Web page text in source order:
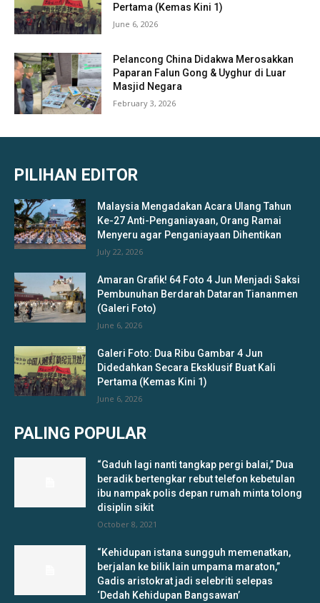
Pertama (Kemas Kini 1)
June 6, 2026
Pelancong China Didakwa Merosakkan
Paparan Falun Gong & Uyghur di Luar
Masjid Negara
February 3, 2026
PILIHAN EDITOR
Malaysia Mengadakan Acara Ulang Tahun
Ke-27 Anti-Penganiayaan, Orang Ramai
Menyeru agar Penganiayaan Dihentikan
July 22, 2026
Amaran Grafik! 64 Foto 4 Jun Menjadi Saksi
Pembunuhan Berdarah Dataran Tiananmen
(Galeri Foto)
June 6, 2026
Galeri Foto: Dua Ribu Gambar 4 Jun
Didedahkan Secara Eksklusif Buat Kali
Pertama (Kemas Kini 1)
June 6, 2026
PALING POPULAR
“Gaduh lagi nanti tangkap pergi balai,” Dua
beradik bertengkar rebut telefon kebetulan
ibu nampak polis depan rumah minta tolong
disiplin sikit
October 8, 2021
“Kehidupan istana sungguh memenatkan,
berjalan ke bilik lain umpama maraton,”
Gadis aristokrat jadi selebriti selepas
‘Dedah Kehidupan Bangsawan’